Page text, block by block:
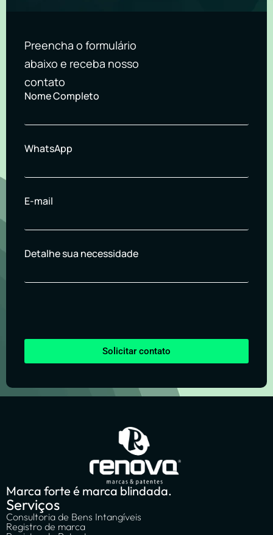
Preencha o formulário
abaixo e receba nosso
contato
Nome Completo
WhatsApp
E-mail
Detalhe sua necessidade
Solicitar contato
Marca forte é marca blindada.
Serviços
Consultoria de Bens Intangíveis
Registro de marca